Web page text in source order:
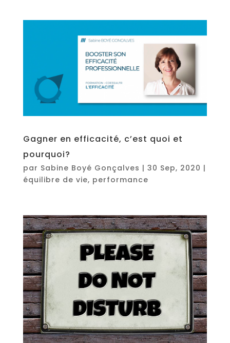
Gagner en efficacité, c’est quoi et
pourquoi?
par Sabine Boyé Gonçalves | 30 Sep, 2020 |
équilibre de vie, performance